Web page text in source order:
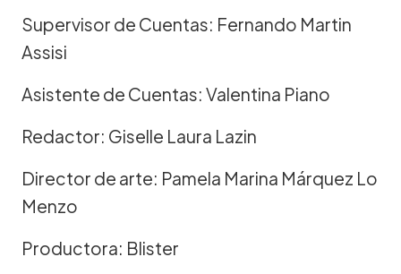
Supervisor de Cuentas: Fernando Martin
Assisi
Asistente de Cuentas: Valentina Piano
Redactor: Giselle Laura Lazin
Director de arte: Pamela Marina Márquez Lo
Menzo
Productora: Blister